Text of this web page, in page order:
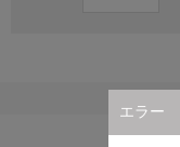
エラー